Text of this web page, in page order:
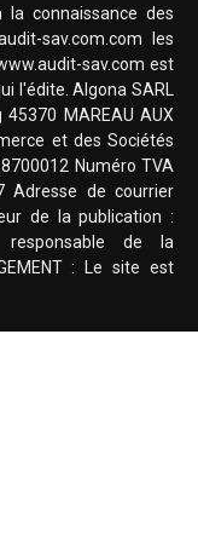
la connaissance des
sav.com.com les
sav.com est
l'édite. Algona SARL
MAREAU AUX
et des Sociétés
Numéro TVA
Adresse de courrier
de la publication :
responsable de la
: Le site est